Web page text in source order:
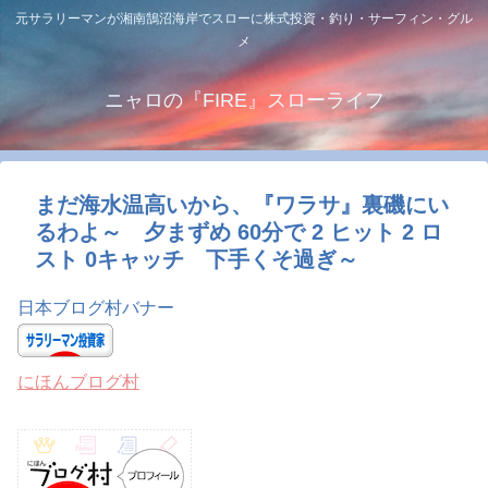
元サラリーマンが湘南鵠沼海岸でスローに株式投資・釣り・サーフィン・グル
メ
ニャロの『FIRE』スローライフ
まだ海水温高いから、『ワラサ』裏磯にい
るわよ～ 夕まずめ 60分で 2 ヒット 2 ロ
スト 0キャッチ 下手くそ過ぎ～
日本ブログ村バナー
にほんブログ村